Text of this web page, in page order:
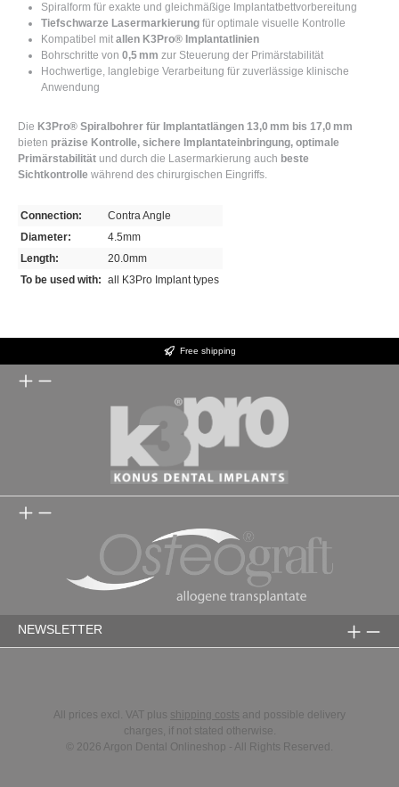
Spiralform für exakte und gleichmäßige Implantatbettvorbereitung
Tiefschwarze Lasermarkierungfür optimale visuelle Kontrolle
Kompatibel mit allen K3Pro® Implantatlinien
Bohrschritte von 0,5 mm zur Steuerung der Primärstabilität
Hochwertige, langlebige Verarbeitung für zuverlässige klinische
Anwendung
Die K3Pro® Spiralbohrer für Implantatlängen 13,0 mm bis 17,0 mm
bieten präzise Kontrolle, sichere Implantateinbringung, optimale
Primärstabilität und durch die Lasermarkierung auch beste
Sichtkontrolle während des chirurgischen Eingriffs.
Connection:
Contra Angle
Diameter:
4.5mm
Length:
20.0mm
To be used with: all K3Pro Implant types
Free shipping
NEWSLETTER
All prices excl. VAT plus shipping costs and possible delivery
charges, if not stated otherwise.
© 2026 Argon Dental Onlineshop - All Rights Reserved.